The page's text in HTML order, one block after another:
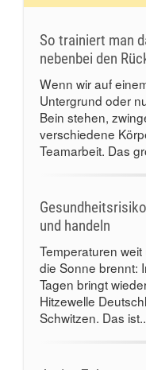
So trainiert man
nebenbei den
Wenn wir auf
Untergrund oder
Bein stehen,
verschiedene
Teamarbeit. Das
und handeln
Temperaturen
die Sonne brennt:
Tagen bringt
Hitzewelle
Schwitzen. Das